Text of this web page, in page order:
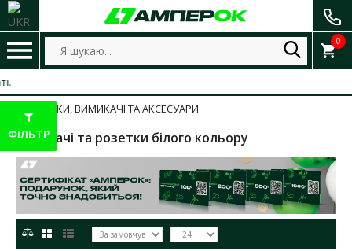
0
РОЗЕТКИ, ВИМИКАЧІ ТА АКСЕСУАРИ
Вимикачі та розетки білого кольору
ФІЛЬТР